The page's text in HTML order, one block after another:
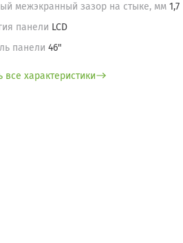
межэкранный зазор на стыке, мм 1,7
панели LCD
панели 46"
все характеристики